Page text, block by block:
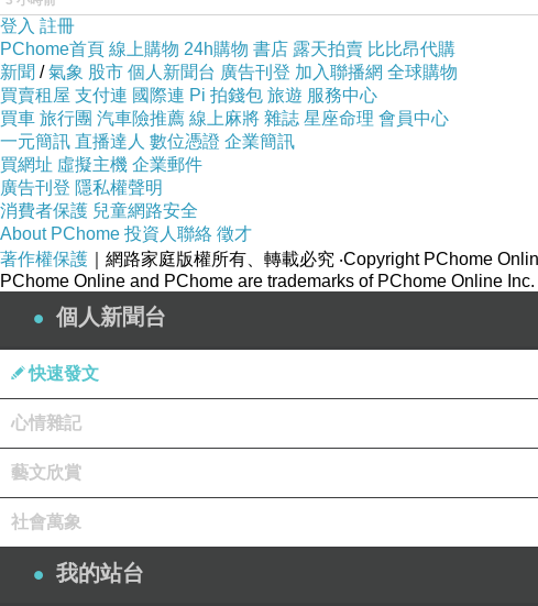
登入 註冊
PChome首頁 線上購物 24h購物 書店 露天拍賣 比比昂代購
新聞 /氣象 股市 個人新聞台 廣告刊登 加入聯播網 全球購物
買賣租屋 支付連 國際連 Pi 拍錢包 旅遊 服務中心
買車 旅行團 汽車險推薦 線上麻將 雜誌 星座命理 會員中心
一元簡訊 直播達人 數位憑證 企業簡訊
買網址 虛擬主機 企業郵件
廣告刊登 隱私權聲明
消費者保護 兒童網路安全
About PChome 投資人聯絡 徵才
著作權保護 ｜網路家庭版權所有、轉載必究 ‧Copyright PChome
PChome Online and PChome are trademarks of PChome Online Inc.
個人新聞台
快速發文
心情雜記
藝文欣賞
社會萬象
我的站台